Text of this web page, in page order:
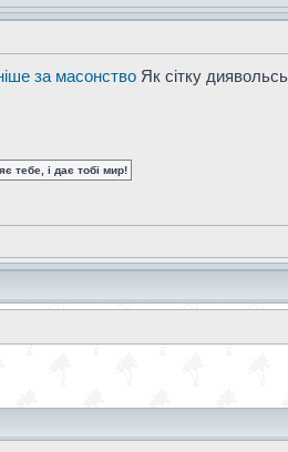
за масонство Як сітку
тебе, і дає тобі мир!